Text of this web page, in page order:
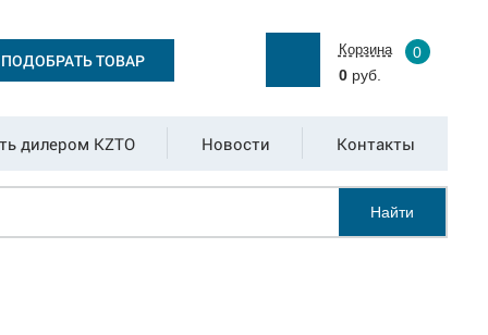
ПОДОБРАТЬ ТОВАР
Корзина
0
0руб.
дилером KZTO Новости Контакты
Найти